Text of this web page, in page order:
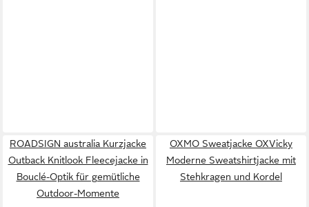
ROADSIGN australia Kurzjacke
Outback Knitlook Fleecejacke in
Bouclé-Optik für gemütliche
Outdoor-Momente
OXMO Sweatjacke OXVicky
Moderne Sweatshirtjacke mit
Stehkragen und Kordel